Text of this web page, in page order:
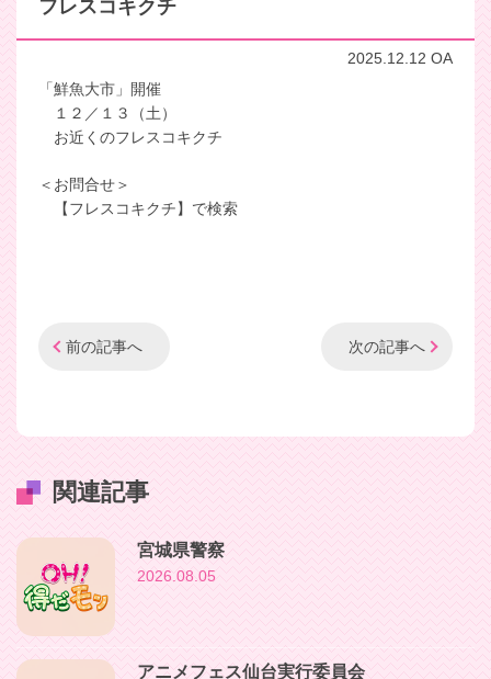
フレスコキクチ
2025.12.12 OA
「鮮魚大市」開催
１２／１３（土）
お近くのフレスコキクチ
＜お問合せ＞
【フレスコキクチ】で検索
前の記事へ 次の記事へ
関連記事
宮城県警察
2026.08.05
アニメフェス仙台実行委員会